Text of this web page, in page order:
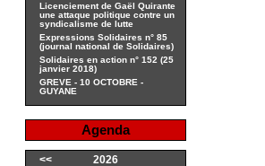
Licenciement de Gaël Quirante
une attaque politique contre un
syndicalisme de lutte
Expressions Solidaires n° 85
(journal national de Solidaires)
Solidaires en action n° 152 (25
janvier 2018)
GREVE - 10 OCTOBRE -
GUYANE
Agenda
<<
2026